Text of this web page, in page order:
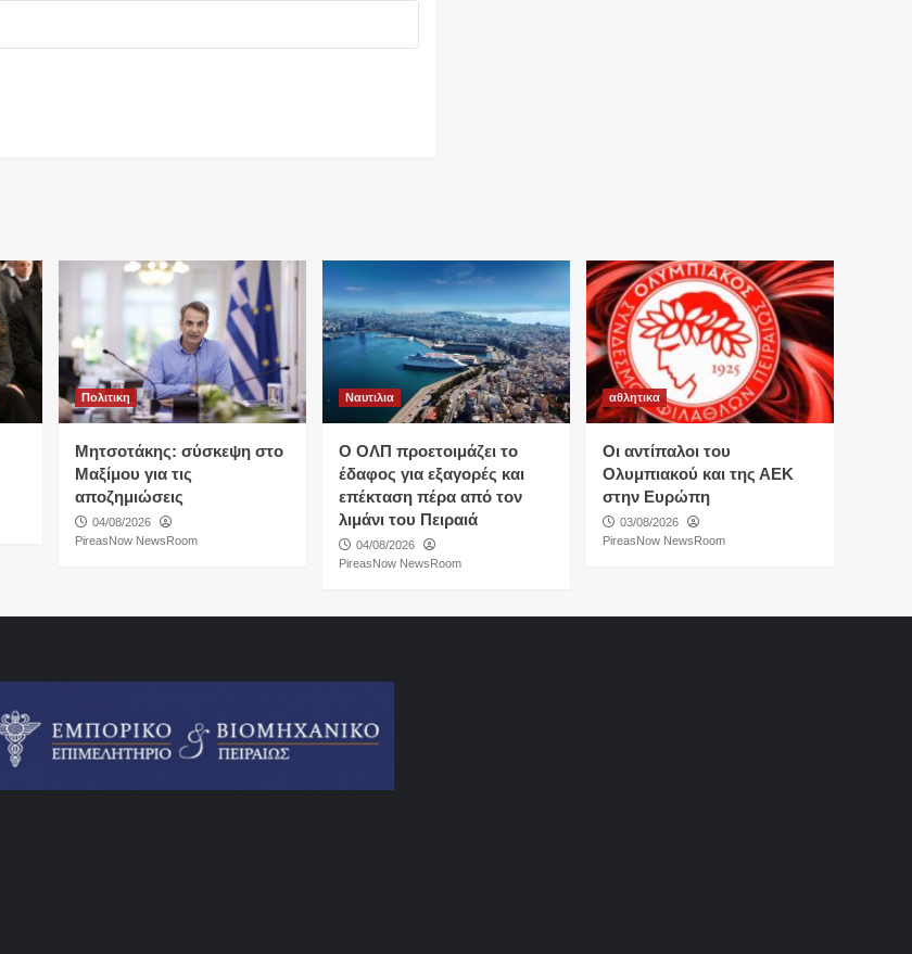
Πολιτικη
Μητσοτάκης: σύσκεψη στο
Μαξίμου για τις
αποζημιώσεις
04/08/2026
PireasNow NewsRoom
Ναυτιλια
O ΟΛΠ προετοιμάζει το
έδαφος για εξαγορές και
επέκταση πέρα από τον
λιμάνι του Πειραιά
04/08/2026
PireasNow NewsRoom
αθλητικα
Οι αντίπαλοι του
Ολυμπιακού και της ΑΕΚ
στην Ευρώπη
03/08/2026
PireasNow NewsRoom